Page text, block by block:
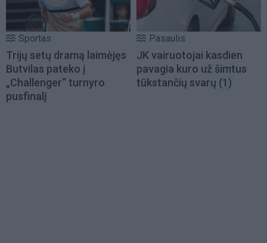
Sportas
Trijų setų dramą laimėjęs
Butvilas pateko į
„Challenger“ turnyro
pusfinalį
Pasaulis
JK vairuotojai kasdien
pavagia kuro už šimtus
tūkstančių svarų (1)